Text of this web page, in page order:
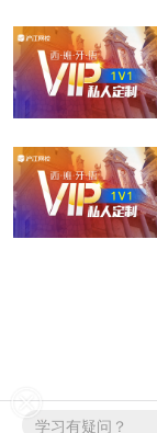
学习有疑问？